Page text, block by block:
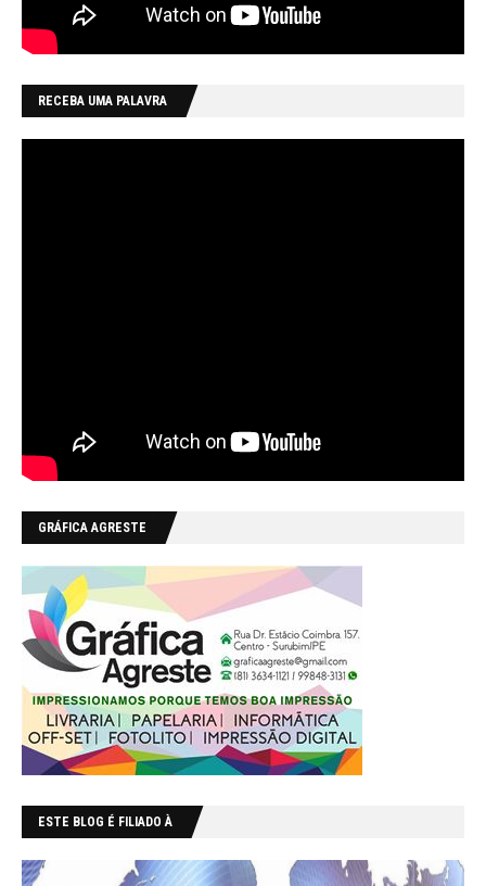
RECEBA UMA PALAVRA
GRÁFICA AGRESTE
ESTE BLOG É FILIADO À